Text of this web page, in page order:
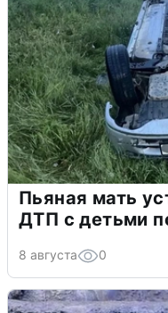
Пьяная мать
ДТП с детьми
8 августа 0